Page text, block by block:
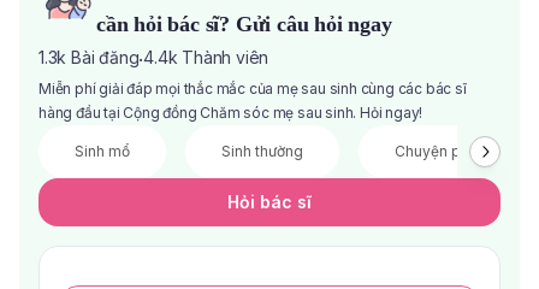
cần hỏi bác sĩ? Gửi câu hỏi ngay
1.3k Bài đăng·4.4k Thành viên
Miễn phí giải đáp mọi thắc mắc của mẹ sau sinh cùng các bác sĩ
hàng đầu tại Cộng đồng Chăm sóc mẹ sau sinh. Hỏi ngay!
Sinh mổ Sinh thường Chuyện phòng the
Hỏi bác sĩ